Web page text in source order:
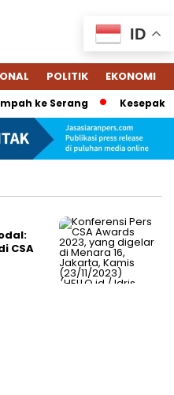
POLITIK EKONOMI
ke Serang
CSA
ID